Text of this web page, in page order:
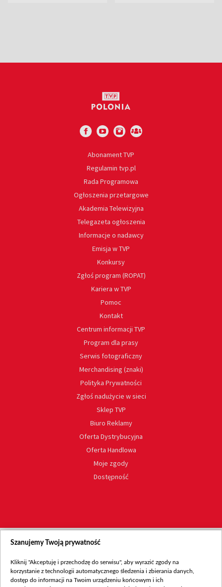
Abonament TVP
Regulamin tvp.pl
Rada Programowa
Ogłoszenia przetargowe
Akademia Telewizyjna
Telegazeta ogłoszenia
Informacje o nadawcy
Emisja w TVP
Konkursy
Zgłoś program (ROPAT)
Kariera w TVP
Pomoc
Kontakt
Centrum informacji TVP
Program dla prasy
Serwis fotograficzny
Merchandising (znaki)
Polityka Prywatności
Zgłoś nadużycie w sieci
Sklep TVP
Biuro Reklamy
Oferta Dystrybucyjna
Oferta Handlowa
Moje zgody
Dostępność
Szanujemy Twoją prywatność
Kliknij "Akceptuję i przechodzę do serwisu", aby wyrazić zgody na
korzystanie z technologii automatycznego śledzenia i zbierania danych,
dostęp do informacji na Twoim urządzeniu końcowym i ich